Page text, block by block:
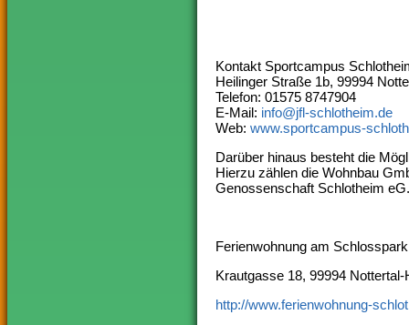
Kontakt Sportcampus
Heilinger Straße 1b, 99994
Telefon: 01575 8747904
E-Mail: info@jfl-schlotheim.de
Web: www.sportcampus-
Darüber hinaus besteht die
Hierzu zählen die Wohnbau
Genossenschaft Schlotheim eG.
Ferienwohnung am Schlosspark
Krautgasse 18, 99994 Nottertal-
http://www.ferienwohnung-